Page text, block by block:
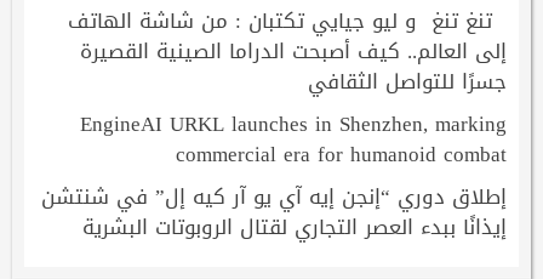
تنغ تنغ و ليو جيايي تكتبان : من شاشة الهاتف
إلى العالم.. كيف أصبحت الدراما الصينية القصيرة
جسرًا للتواصل الثقافي
EngineAI URKL launches in Shenzhen, marking
commercial era for humanoid combat
إطلاق دوري “إنجن إيه آي يو آر كيه إل” في شنتشن
إيذانًا ببدء العصر التجاري لقتال الروبوتات البشرية